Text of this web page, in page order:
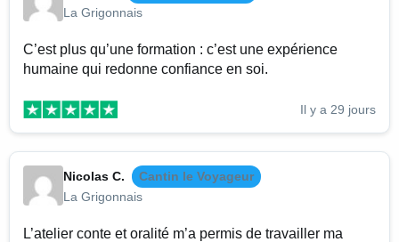
La Grigonnais
C’est plus qu’une formation : c’est une expérience
humaine qui redonne confiance en soi.
Il y a 29 jours
Nicolas C.
Cantin le Voyageur
La Grigonnais
L’atelier conte et oralité m’a permis de travailler ma